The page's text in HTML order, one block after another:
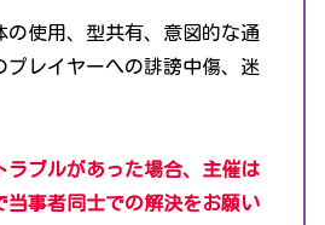
の使用、型共有、意図的な通
プレイヤーへの誹謗中傷、迷
ラブルがあった場合、主催は
当事者同士での解決をお願い